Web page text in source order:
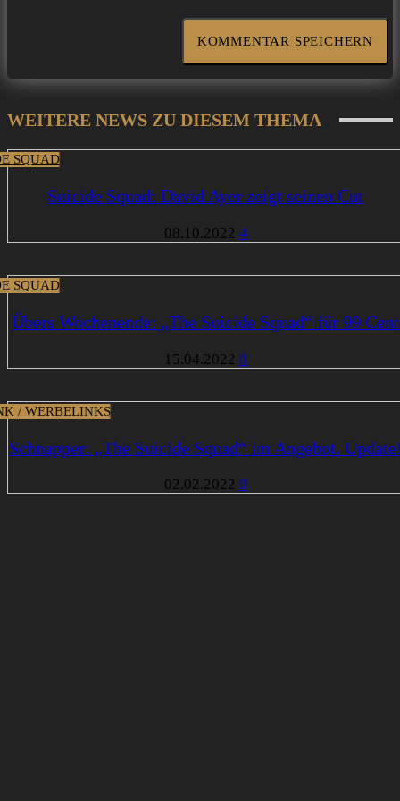
WEITERE NEWS ZU DIESEM THEMA
SQUAD
Suicide Squad: David Ayer zeigt seinen Cut
08.10.2022 4
SQUAD
Übers Wochenende: „The Suicide Squad“ für 99 Cent
15.04.2022 0
/ WERBELINKS
Schnapper: „The Suicide Squad“ im Angebot.
02.02.2022 0